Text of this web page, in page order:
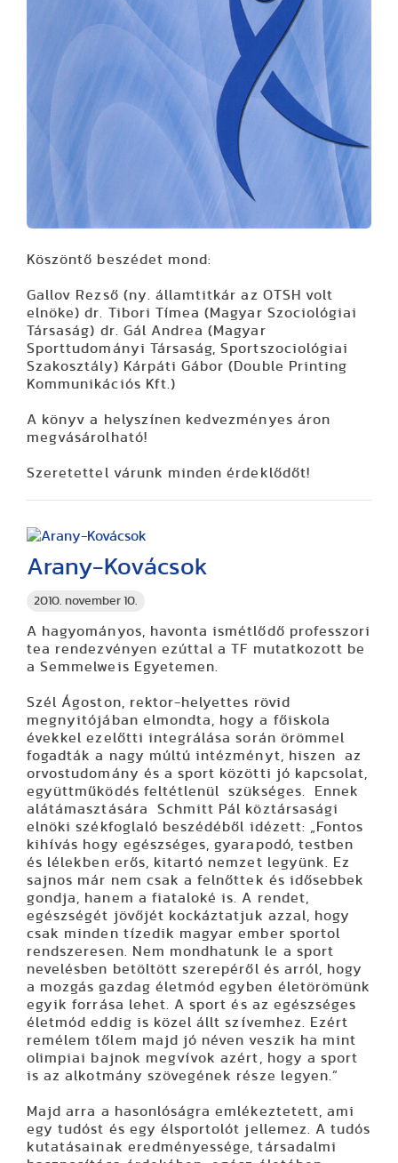
Köszöntő beszédet mond:
Gallov Rezső (ny. államtitkár az OTSH volt
elnöke)dr. Tibori Tímea (Magyar Szociológiai
Társaság) dr. Gál Andrea (Magyar
Sporttudományi Társaság, Sportszociológiai
Szakosztály) Kárpáti Gábor (Double Printing
Kommunikációs Kft.)
A könyv a helyszínen kedvezményes áron
megvásárolható!
Szeretettel várunk minden érdeklődőt!
2010. november 10.
Arany-Kovácsok
A hagyományos, havonta ismétlődő professzori
tea rendezvényen ezúttal a TF mutatkozott be
a Semmelweis Egyetemen.
Szél Ágoston , rektor-helyettes rövid
megnyitójában elmondta, hogy a főiskola
évekkel ezelőtti integrálása során örömmel
fogadták a nagy múltú intézményt, hiszen az
orvostudomány és a sport közötti jó kapcsolat,
együttműködés feltétlenül szükséges. Ennek
alátámasztására Schmitt Pál
köztársasági
elnöki székfoglaló beszédéből idézett: „Fontos
kihívás hogy egészséges, gyarapodó, testben
és lélekben erős, kitartó nemzet legyünk. Ez
sajnos már nem csak a felnőttek és idősebbek
gondja, hanem a fiataloké is. A rendet,
egészségét jövőjét kockáztatjuk azzal, hogy
csak minden tízedik magyar ember sportol
rendszeresen. Nem mondhatunk le a sport
nevelésben betöltött szerepéről és arról, hogy
a mozgás gazdag életmód egyben életörömünk
egyik forrása lehet. A sport és az egészséges
életmód eddig is közel állt szívemhez. Ezért
remélem tőlem majd jó néven veszik ha mint
olimpiai bajnok megvívok azért, hogy a sport
is az alkotmány szövegének része legyen.”
Majd arra a hasonlóságra emlékeztetett, ami
egy tudóst és egy élsportolót jellemez. A tudós
kutatásainak eredményessége, társadalmi